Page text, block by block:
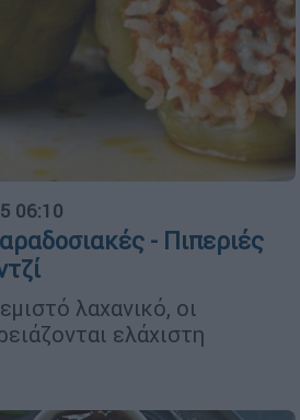
06:10
- Πιπεριές
λαχανικό, οι
ελάχιστη